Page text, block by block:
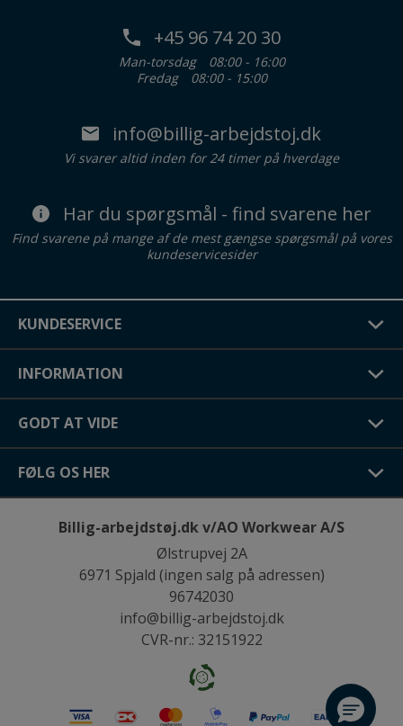
+45 96 74 20 30
Man-torsdag
08:00 - 16:00
Fredag
08:00 - 15:00
info@billig-arbejdstoj.dk
Vi svarer altid inden for 24 timer på hverdage
Har du spørgsmål - find svarene her
Find svarene på mange af de mest gængse spørgsmål på vores
kundeservicesider
KUNDESERVICE
INFORMATION
GODT AT VIDE
FØLG OS HER
Billig-arbejdstøj.dk v/AO Workwear A/S
Ølstrupvej 2A
6971 Spjald (ingen salg på adressen)
96742030
info@billig-arbejdstoj.dk
CVR-nr.: 32151922